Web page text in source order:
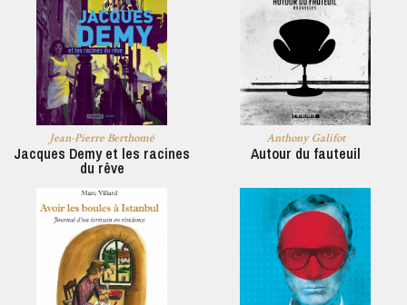
Jean-Pierre Berthomé
Jacques Demy et les racines
du rêve
Anthony Galifot
Autour du fauteuil